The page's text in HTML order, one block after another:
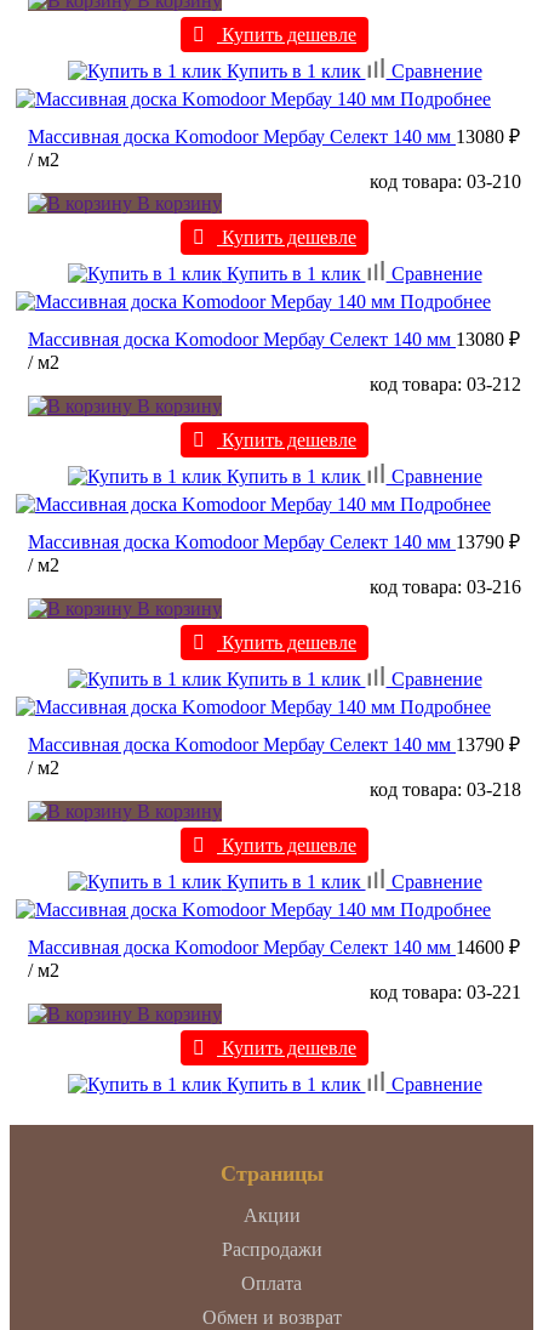
Купить дешевле
Купить в 1 клик
Сравнение
Подробнее
Массивная доска Komodoor Мербау Селект 140 мм 13080 ₽
/ м2
код товара: 03-210
В корзину
Купить дешевле
Купить в 1 клик
Сравнение
Подробнее
Массивная доска Komodoor Мербау Селект 140 мм 13080 ₽
/ м2
код товара: 03-212
В корзину
Купить дешевле
Купить в 1 клик
Сравнение
Подробнее
Массивная доска Komodoor Мербау Селект 140 мм 13790 ₽
/ м2
код товара: 03-216
В корзину
Купить дешевле
Купить в 1 клик
Сравнение
Подробнее
Массивная доска Komodoor Мербау Селект 140 мм 13790 ₽
/ м2
код товара: 03-218
В корзину
Купить дешевле
Купить в 1 клик
Сравнение
Подробнее
Массивная доска Komodoor Мербау Селект 140 мм 14600 ₽
/ м2
код товара: 03-221
В корзину
Купить дешевле
Купить в 1 клик
Сравнение
Страницы
Акции
Распродажи
Оплата
Обмен и возврат